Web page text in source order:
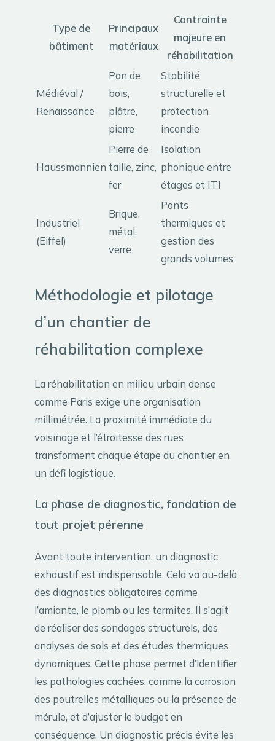
Type de
bâtiment
Principaux
matériaux
Contrainte
majeure en
réhabilitation
Médiéval /
Renaissance
Pan de
bois,
plâtre,
pierre
Stabilité
structurelle et
protection
incendie
Haussmannien
Pierre de
taille, zinc,
fer
Isolation
phonique entre
étages et ITI
Industriel
(Eiffel)
Brique,
métal,
verre
Ponts
thermiques et
gestion des
grands volumes
Méthodologie et pilotage
d’un chantier de
réhabilitation complexe
La réhabilitation en milieu urbain dense
comme Paris exige une organisation
millimétrée. La proximité immédiate du
voisinage et l’étroitesse des rues
transforment chaque étape du chantier en
un défi logistique.
La phase de diagnostic, fondation de
tout projet pérenne
Avant toute intervention, un diagnostic
exhaustif est indispensable. Cela va au-delà
des diagnostics obligatoires comme
l’amiante, le plomb ou les termites. Il s’agit
de réaliser des sondages structurels, des
analyses de sols et des études thermiques
dynamiques. Cette phase permet d’identifier
les pathologies cachées, comme la corrosion
des poutrelles métalliques ou la présence de
mérule, et d’ajuster le budget en
conséquence. Un diagnostic précis évite les